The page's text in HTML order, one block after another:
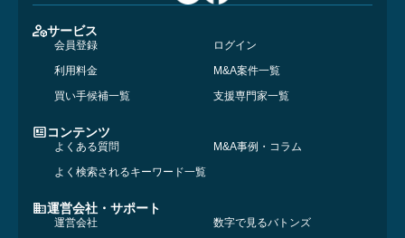
サービス
会員登録
ログイン
利用料金
M&A案件一覧
買い手候補一覧
支援専門家一覧
コンテンツ
よくある質問
M&A事例・コラム
よく検索されるキーワード一覧
運営会社・サポート
運営会社
数字で見るバトンズ